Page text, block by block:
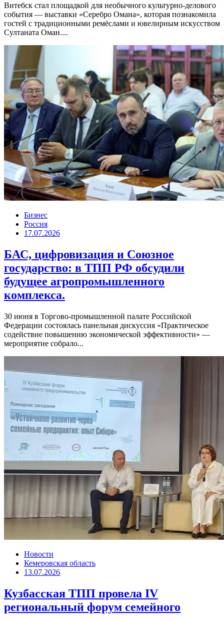
Витебск стал площадкой для необычного культурно-делового
события — выставки «Серебро Омана», которая познакомила
гостей с традиционными ремёслами и ювелирным искусством
Султаната Оман....
Бизнес
Россия
17.07.2026
БАС, цифровизация и Союзное
государство: в ТПП РФ обсудили
будущее агропромышленного
комплекса.
30 июня в Торгово-промышленной палате Российской
Федерации состоялась панельная дискуссия «Практическое
содействие повышению экономической эффективности» —
мероприятие собрало...
Новости
Кемеровская область
13.07.2026
Кузбасская ТПП провела IV
региональный форум семейного